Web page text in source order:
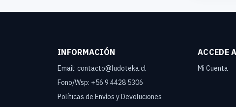
INFORMACIÓN
Email: contacto@ludoteka.cl
Fono/Wsp: +56 9 4428 5306
Políticas de Envíos y Devoluciones
ACCEDE
Mi Cuenta